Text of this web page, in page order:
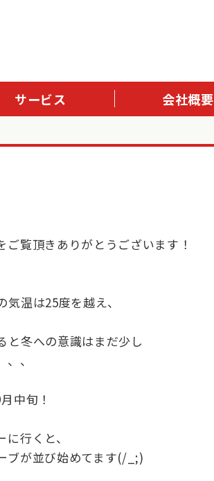
サービス 会社概要
ご覧頂きありがとうございます！
温は25度を越え、
と冬への意識はまだ少し
、
中旬！
行くと、
ブが並び始めてます(/_;)